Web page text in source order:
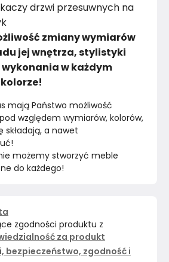
drzwi przesuwnych na
zmiany wymiarów
jej wnętrza, stylistyki
w każdym
mają Państwo możliwość
względem wymiarów, kolorów,
składają, a nawet
możemy stworzyć meble
do każdego!
zgodności produktu z
za produkt
bezpieczeństwo, zgodność i